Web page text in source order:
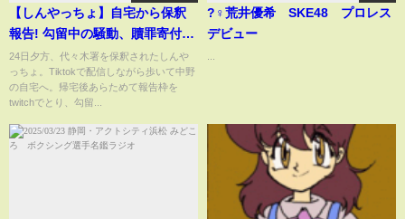
【しんやっちょ】自宅から保釈
報告! 勾留中の騒動、贖罪寄付、
炎上とコラボ、これからの配信 6
月24日
24日夕方、代々木署を保釈されたしんや
っちょ。Tiktokで配信しながら歩いて中野
の自宅へ。帰宅後あらためて報告枠を
twitchでとり、勾留...
?‍♀️荒井優希 SKE48 プロレス
デビュー